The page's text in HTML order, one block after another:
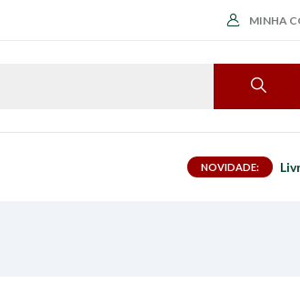
MINHA
NOVIDADE: